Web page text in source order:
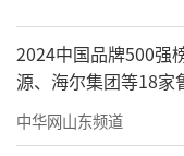
2024中国品牌500强
源、海尔集团等18家
中华网山东频道